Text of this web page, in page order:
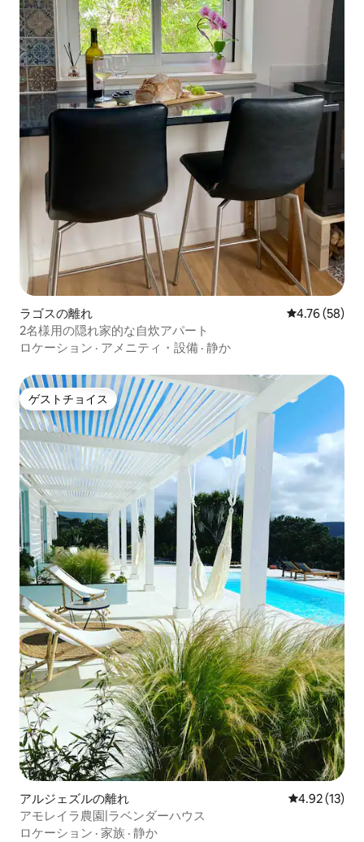
ラゴスの離れ レビュー58
4.76 (58)
2名様用の隠れ家的な自炊アパート
ロケーション · アメニティ・設備 · 静か
ゲストチョイス
ゲストチョイス
アルジェズルの離れ レビュー13
4.92 (13)
アモレイラ農園|ラベンダーハウス
ロケーション · 家族 · 静か